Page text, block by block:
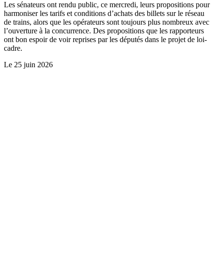
Les sénateurs ont rendu public, ce mercredi, leurs propositions pour
harmoniser les tarifs et conditions d’achats des billets sur le réseau
de trains, alors que les opérateurs sont toujours plus nombreux avec
l’ouverture à la concurrence. Des propositions que les rapporteurs
ont bon espoir de voir reprises par les députés dans le projet de loi-
cadre.
Le 25 juin 2026